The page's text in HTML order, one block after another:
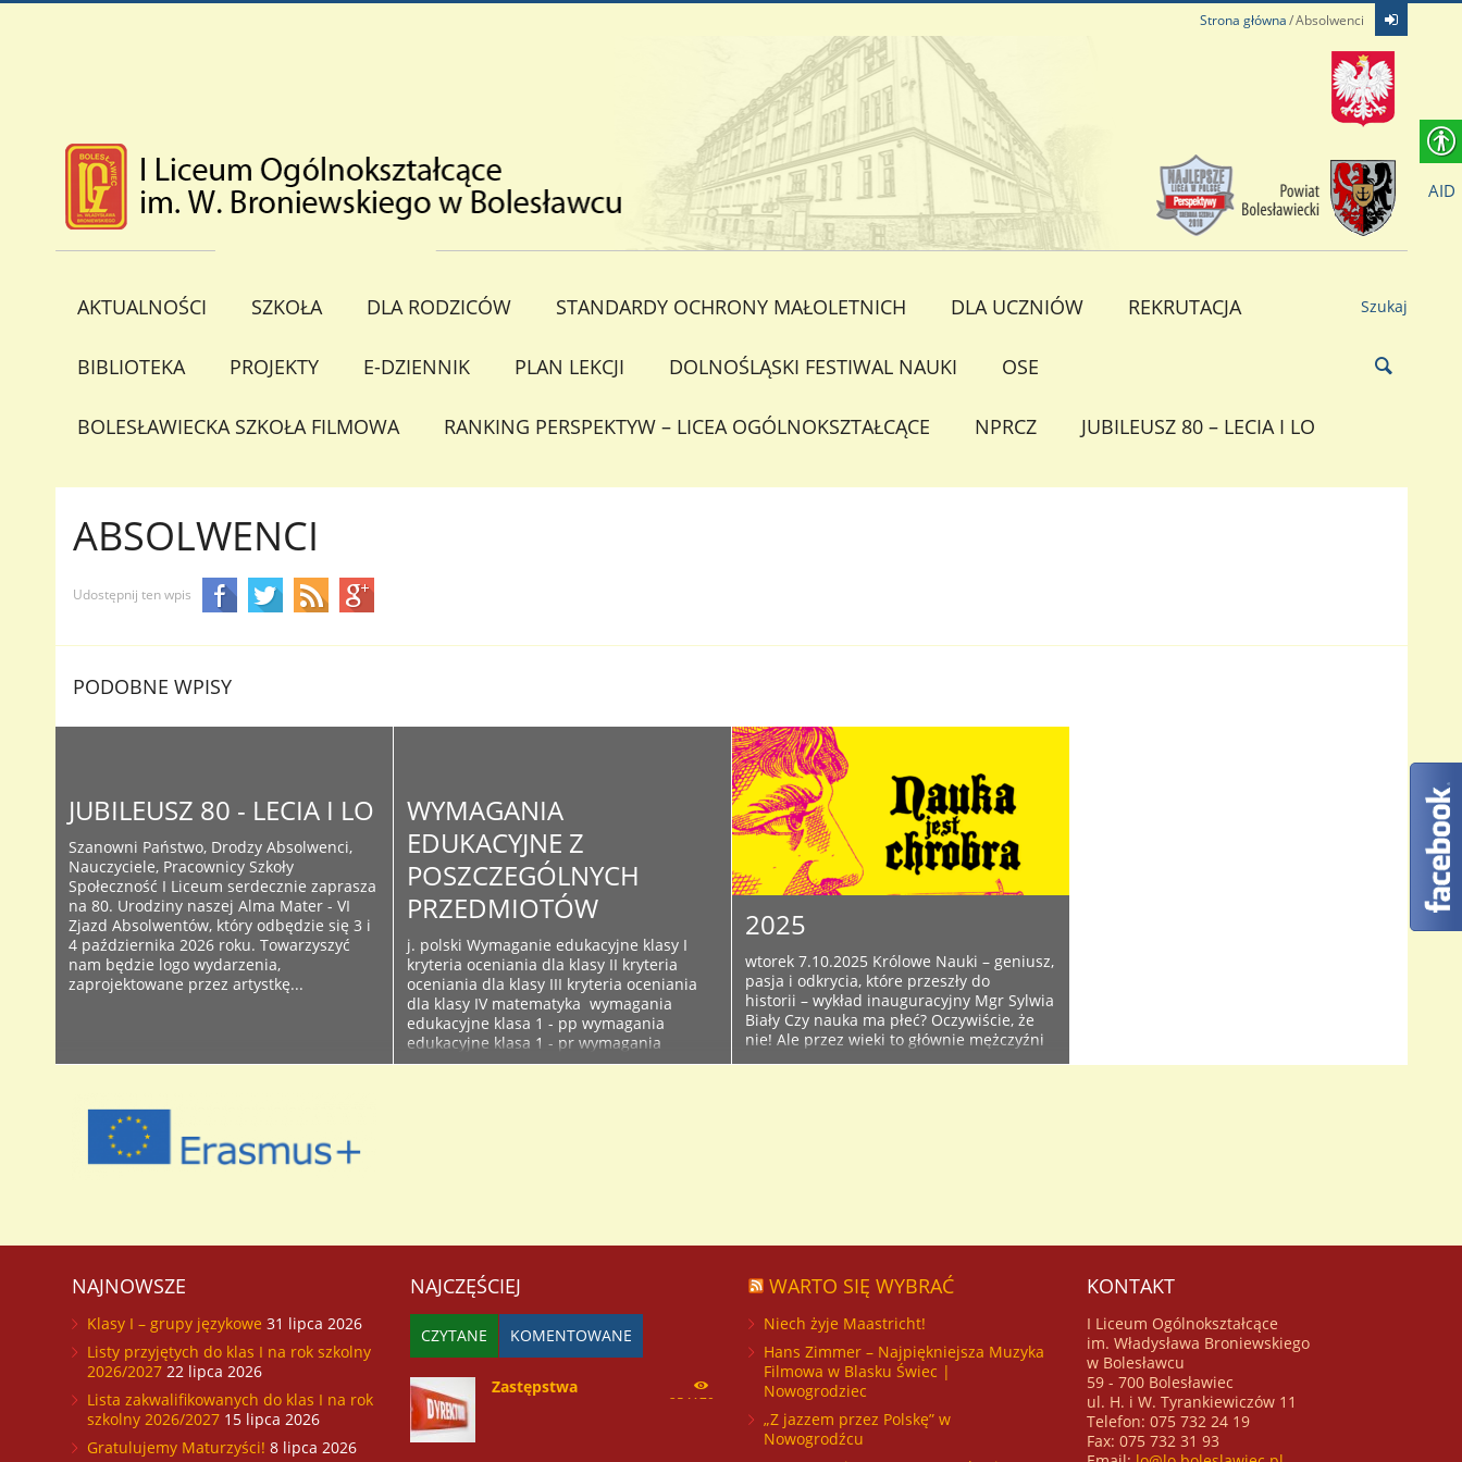
Strona główna Absolwenci
AKTUALNOŚCI SZKOŁA DLA RODZICÓW STANDARDY OCHRONY MAŁOLETNICH DLA UCZNIÓW REKRUTACJA
BIBLIOTEKA PROJEKTY E-DZIENNIK PLAN LEKCJI DOLNOŚLĄSKI FESTIWAL NAUKI OSE
BOLESŁAWIECKA SZKOŁA FILMOWA RANKING PERSPEKTYW – LICEA OGÓLNOKSZTAŁCĄCE NPRCZ JUBILEUSZ 80 – LECIA I LO
Szukaj
ABSOLWENCI
Udostępnij ten wpis
PODOBNE WPISY
JUBILEUSZ 80 - LECIA I LO
Szanowni Państwo, Drodzy Absolwenci,
Nauczyciele, Pracownicy Szkoły
Społeczność I Liceum serdecznie zaprasza
na 80. Urodziny naszej Alma Mater - VI
Zjazd Absolwentów, który odbędzie się 3 i
4 października 2026 roku. Towarzyszyć
nam będzie logo wydarzenia,
zaprojektowane przez artystkę...
WYMAGANIA
EDUKACYJNE Z
POSZCZEGÓLNYCH
PRZEDMIOTÓW
j. polski Wymaganie edukacyjne klasy I
kryteria oceniania dla klasy II kryteria
oceniania dla klasy III kryteria oceniania
dla klasy IV matematyka wymagania
edukacyjne klasa 1 - pp wymagania
edukacyjne klasa 1 - pr wymagania
edukacyjne klasa 2 - pp wymagania
2025
wtorek 7.10.2025 Królowe Nauki – geniusz,
pasja i odkrycia, które przeszły do
historii – wykład inauguracyjny Mgr Sylwia
Biały Czy nauka ma płeć? Oczywiście, że
nie! Ale przez wieki to głównie mężczyźni
dostawali nagrody, a kobiety… cóż, często
NAJNOWSZE
Klasy I – grupy językowe 31 lipca 2026
Listy przyjętych do klas I na rok szkolny
2026/2027 22 lipca 2026
Lista zakwalifikowanych do klas I na rok
szkolny 2026/2027 15 lipca 2026
Gratulujemy Maturzyści! 8 lipca 2026
NAJCZĘŚCIEJ
CZYTANE KOMENTOWANE
Zastępstwa
254170
WARTO SIĘ WYBRAĆ
Niech żyje Maastricht!
Hans Zimmer – Najpiękniejsza Muzyka
Filmowa w Blasku Świec |
Nowogrodziec
„Z jazzem przez Polskę” w
Nowogrodźcu
KONTAKT
I Liceum Ogólnokształcące
im. Władysława Broniewskiego
w Bolesławcu
59 - 700 Bolesławiec
ul. H. i W. Tyrankiewiczów 11
Telefon: 075 732 24 19
Fax: 075 732 31 93
AID